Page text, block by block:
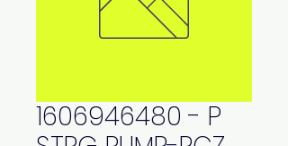
1606946480 - P